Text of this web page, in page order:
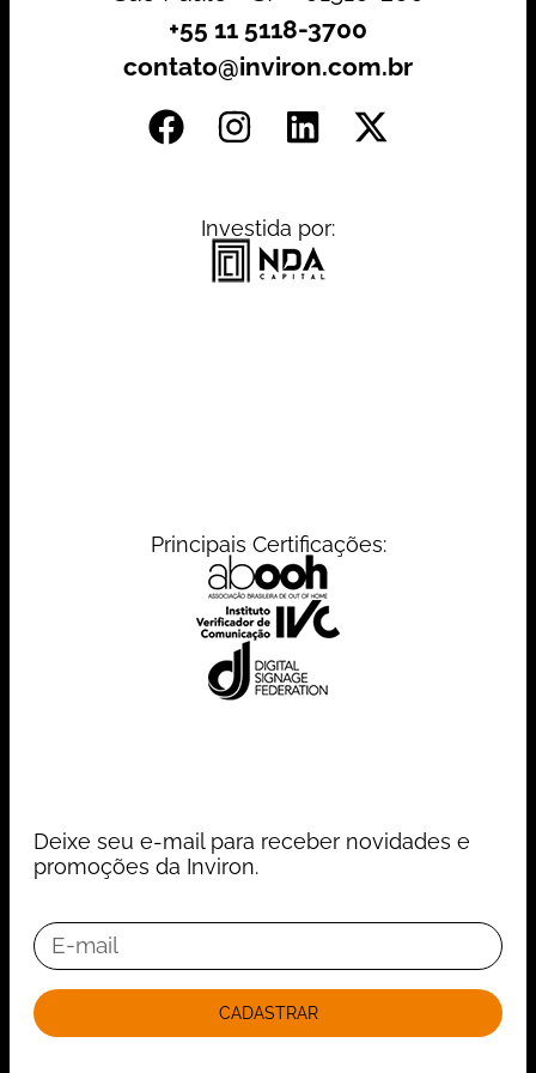
+55 11 5118-3700
contato@inviron.com.br
Investida por:
Principais Certificações:
Deixe seu e-mail para receber novidades e
promoções da Inviron.
CADASTRAR